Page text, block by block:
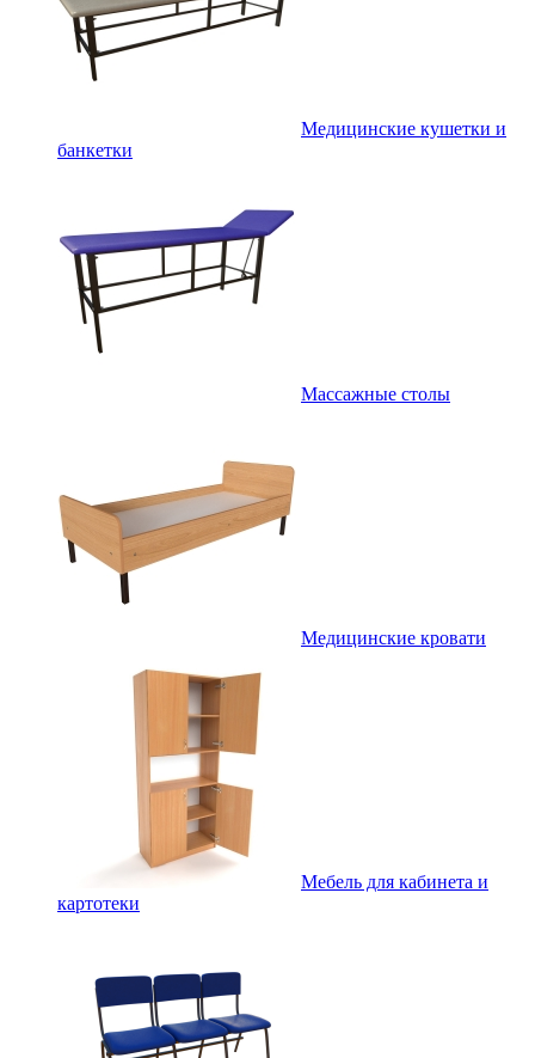
Медицинские кушетки и
банкетки
Массажные столы
Медицинские кровати
Мебель для кабинета и
картотеки